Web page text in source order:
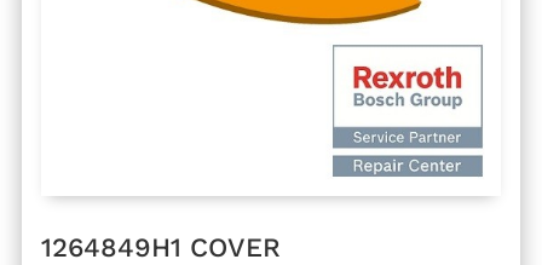
1264849H1 COVER